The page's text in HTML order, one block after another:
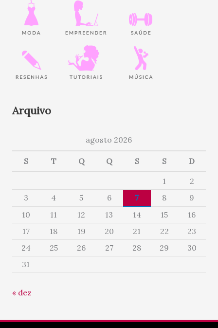
Arquivo
agosto 2026
S T Q Q S S D
1
2
3
4 5 6 7 8
9
10
11 12 13 14 15
16
17
18 19 20 21 22
23
24
25 26 27 28 29
30
31
« dez